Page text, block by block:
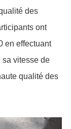
des
ont
en effectuant
sa vitesse de
qualité des